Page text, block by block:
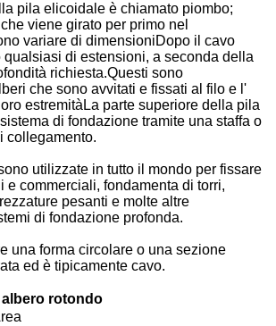
pila elicoidale è chiamato piombo;
viene girato per primo nel
variare di dimensioniDopo il cavo
qualsiasi di estensioni, a seconda della
richiesta.Questi sono
che sono avvitati e fissati al filo e l'
estremitàLa parte superiore della pila
di fondazione tramite una staffa o
collegamento.
utilizzate in tutto il mondo per fissare
e commerciali, fondamenta di torri,
pesanti e molte altre
di fondazione profonda.
una forma circolare o una sezione
ed è tipicamente cavo.
rotondo